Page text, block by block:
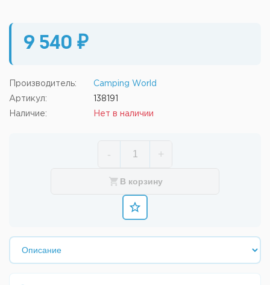
9 540 ₽
Производитель: Camping World
Артикул: 138191
Наличие: Нет в наличии
- +
В корзину